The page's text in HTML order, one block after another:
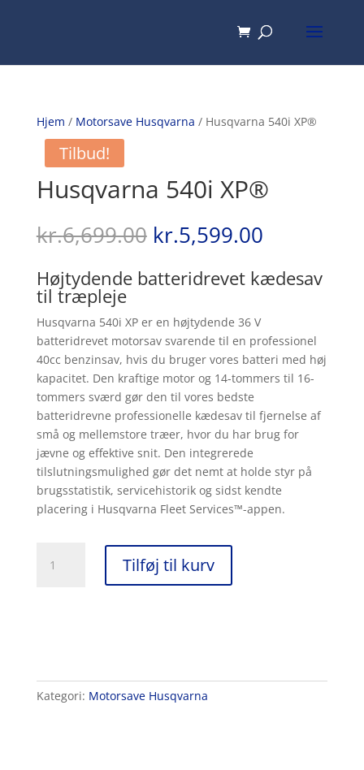
Hjem / Motorsave Husqvarna / Husqvarna 540i XP®
Tilbud!
Husqvarna 540i XP®
kr.6,699.00 Den
oprindelige
pris
var:
kr.5,599.00Den
pris
er:
Højtydende batteridrevet kædesav
til træpleje
Husqvarna 540i XP er en højtydende 36 V
batteridrevet motorsav svarende til en professionel
40cc benzinsav, hvis du bruger vores batteri med høj
kapacitet. Den kraftige motor og 14-tommers til 16-
tommers sværd gør den til vores bedste
batteridrevne professionelle kædesav til fjernelse af
små og mellemstore træer, hvor du har brug for
jævne og effektive snit. Den integrerede
tilslutningsmulighed gør det nemt at holde styr på
brugsstatistik, servicehistorik og sidst kendte
placering i Husqvarna Fleet Services™-appen.
540i
Tilføj til kurv
Kategori: Motorsave Husqvarna